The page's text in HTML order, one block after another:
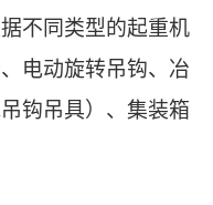
不同类型的起重机
电动旋转吊钩、冶
钩吊具）、集装箱